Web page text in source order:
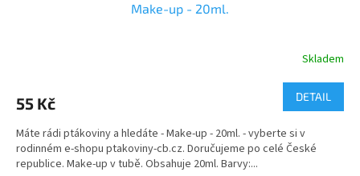
Make-up - 20ml.
Skladem
55 Kč DETAIL
Máte rádi ptákoviny a hledáte - Make-up - 20ml. - vyberte si v
rodinném e-shopu ptakoviny-cb.cz. Doručujeme po celé České
republice. Make-up v tubě. Obsahuje 20ml. Barvy:...